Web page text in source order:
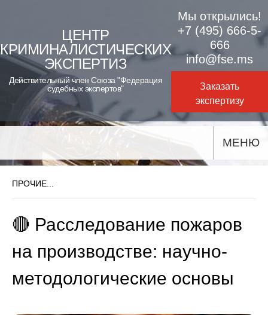
content
ЦЕНТР
КРИМИНАЛИСТИЧЕСКИХ
ЭКСПЕРТИЗ
Действительный член Союза "Федерация
судебных экспертов"
Мы открылись!
+7 (495) 666-5-
666
info@fse.ms
Заказать
экспертизу
МЕНЮ
ПРОЧИЕ...
🔴 Расследование пожаров
на производстве: научно-
методологические основы